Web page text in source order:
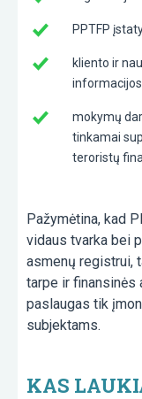
PPTFP
kliento ir
mokymų
tinkamai
teroristų
Pažymėtina, kad
vidaus tvarka bei
asmenų registrui,
tarpe ir finansinės
paslaugas tik
subjektams.
KAS